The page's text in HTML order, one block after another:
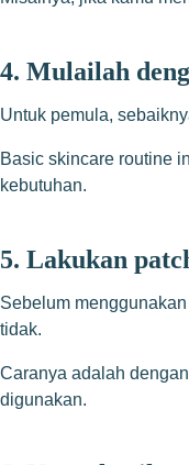
4. Mulailah
Untuk pemula,
Basic skincare routine
kebutuhan.
5. Lakukan
Sebelum
tidak.
Caranya adalah
digunakan.